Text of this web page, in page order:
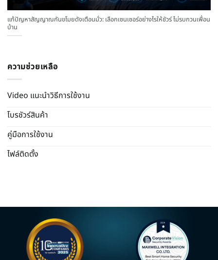
แก้ปัญหาสัญญาณกันขโมยดังเตือนมั่ว: เลือกเซนเซอร์อย่างไรให้ชัวร์ ไม่รบกวนเพื่อน
บ้าน
ความช่วยเหลือ
Video แนะนำวิธีการใช้งาน
โบรชัวร์สินค้า
คู่มือการใช้งาน
ไฟล์ติดตั้ง